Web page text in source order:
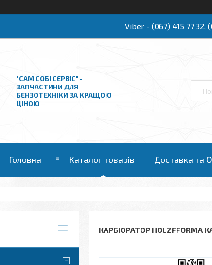
Viber - (067) 415 77 32,
"САМ СОБІ СЕРВІС" -
ЗАПЧАСТИНИ ДЛЯ
БЕНЗОТЕХНІКИ ЗА КРАЩОЮ
ЦІНОЮ
Головна Каталог товарів Доставка та
КАРБЮРАТОР